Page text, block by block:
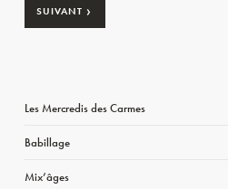
SUIVANT ›
Les Mercredis des Carmes
Babillage
Mix’âges